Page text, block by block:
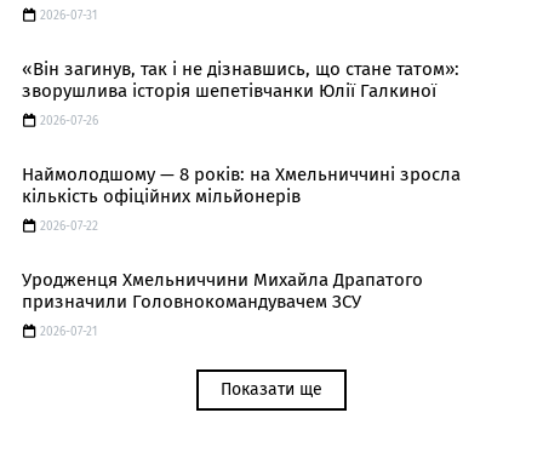
2026-07-31
«Він загинув, так і не дізнавшись, що стане татом»:
зворушлива історія шепетівчанки Юлії Галкиної
2026-07-26
Наймолодшому — 8 років: на Хмельниччині зросла
кількість офіційних мільйонерів
2026-07-22
Уродженця Хмельниччини Михайла Драпатого
призначили Головнокомандувачем ЗСУ
2026-07-21
Показати ще